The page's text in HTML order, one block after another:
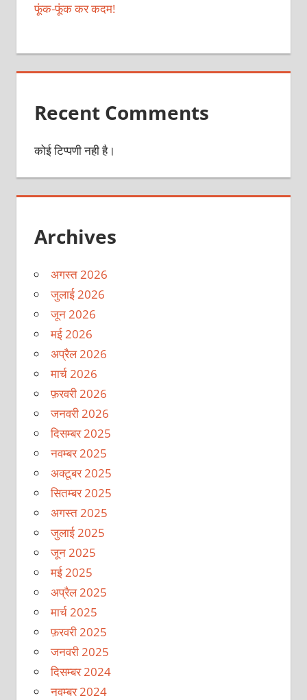
फूंक-फूंक कर कदम!
Recent Comments
कोई टिप्पणी नही है।
Archives
अगस्त 2026
जुलाई 2026
जून 2026
मई 2026
अप्रैल 2026
मार्च 2026
फ़रवरी 2026
जनवरी 2026
दिसम्बर 2025
नवम्बर 2025
अक्टूबर 2025
सितम्बर 2025
अगस्त 2025
जुलाई 2025
जून 2025
मई 2025
अप्रैल 2025
मार्च 2025
फ़रवरी 2025
जनवरी 2025
दिसम्बर 2024
नवम्बर 2024